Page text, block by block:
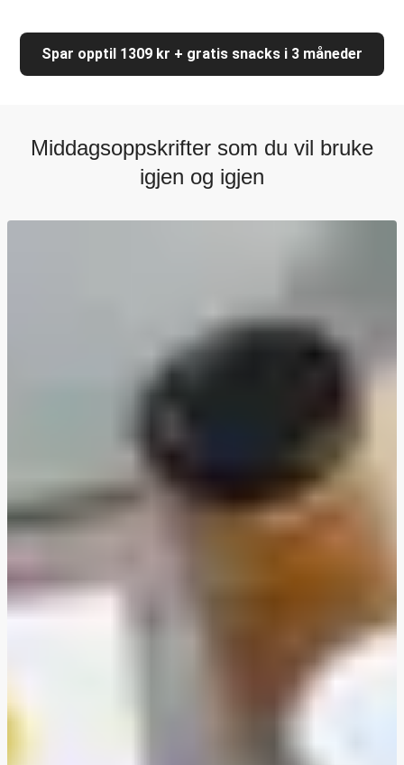
Spar opptil 1309 kr + gratis snacks i 3 måneder
Middagsoppskrifter som du vil bruke
igjen og igjen